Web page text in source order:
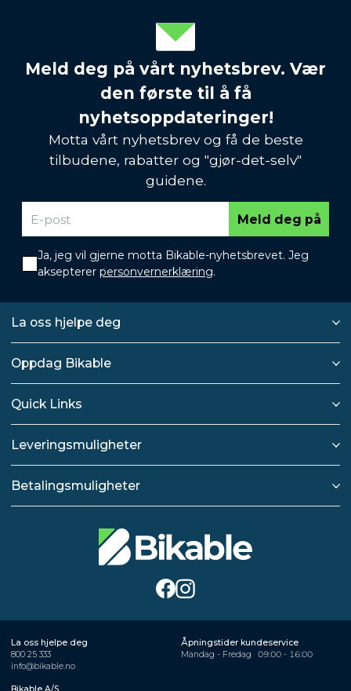
Meld deg på vårt nyhetsbrev. Vær
den første til å få
nyhetsoppdateringer!
Motta vårt nyhetsbrev og få de beste
tilbudene, rabatter og "gjør-det-selv"
guidene.
Meld deg på
Ja, jeg vil gjerne motta Bikable-nyhetsbrevet. Jeg
aksepterer personvernerklæring.
La oss hjelpe deg
Oppdag Bikable
Quick Links
Leveringsmuligheter
Betalingsmuligheter
La oss hjelpe deg
800 25 333
info@bikable.no
Åpningstider kundeservice
Mandag - Fredag
09:00 - 16:00